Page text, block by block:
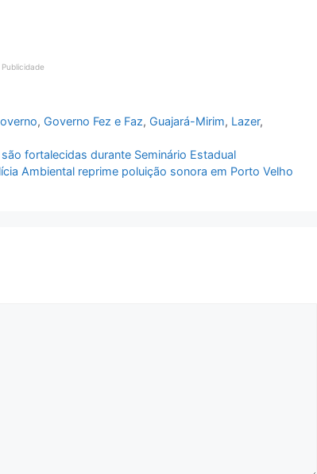
Publicidade
, Governo Fez e Faz, Guajará-Mirim, Lazer,
fortalecidas durante Seminário Estadual
Ambiental reprime poluição sonora em Porto Velho